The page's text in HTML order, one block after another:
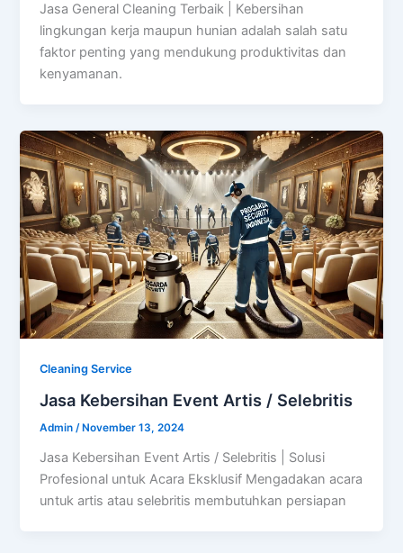
Jasa General Cleaning Terbaik | Kebersihan
lingkungan kerja maupun hunian adalah salah satu
faktor penting yang mendukung produktivitas dan
kenyamanan.
Cleaning Service
Jasa Kebersihan Event Artis / Selebritis
Admin/ November 13, 2024
Jasa Kebersihan Event Artis / Selebritis | Solusi
Profesional untuk Acara Eksklusif Mengadakan acara
untuk artis atau selebritis membutuhkan persiapan